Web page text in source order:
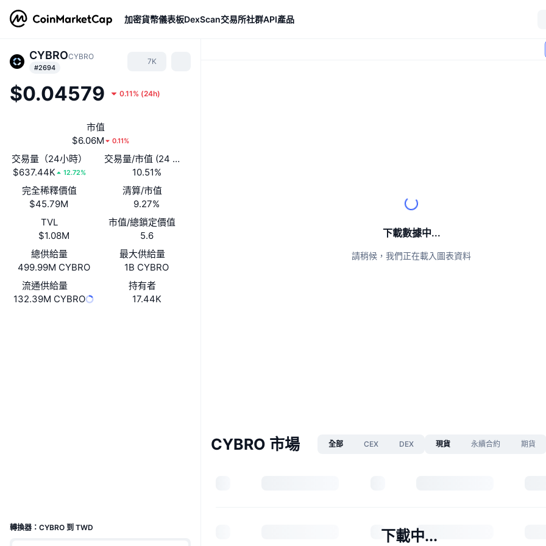
加密貨幣儀表板DexScan交易所社群API產品
CYBROCYBRO
#2694
7K
$0.04579 0.11% (24h)
市值
$6.06M
0.11%
交易量（24小時）
$637.44K
12.72%
交易量/市值 (24 小時)
10.51%
完全稀釋價值
$45.79M
清算/市值
9.27%
TVL
$1.08M
市值/總鎖定價值
5.6
總供給量
499.99M CYBRO
最大供給量
1B CYBRO
流通供給量
132.39M CYBRO
持有者
17.44K
轉換器：CYBRO 到 TWD
下載數據中...
請稍候，我們正在載入圖表資料
CYBRO 市場 全部 CEX DEX 現貨 永續合約 期貨
下載中...